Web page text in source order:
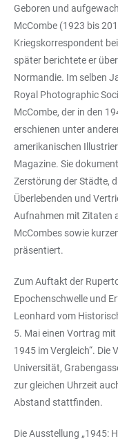
Geboren und
McCombe (1923 bis
Kriegskorrespondent
später berichtete er
Normandie. Im selben
Royal Photographic
McCombe, der in den
erschienen unter
amerikanischen
Magazine. Sie
Zerstörung der Städte,
Überlebenden und
Aufnahmen mit Zitaten
McCombes sowie
präsentiert.
Zum Auftakt der
Epochenschwelle und
Leonhard vom
5. Mai einen Vortrag mit
1945 im Vergleich“. Die
Universität,
zur gleichen Uhrzeit
Abstand stattfinden.
Die Ausstellung „1945: